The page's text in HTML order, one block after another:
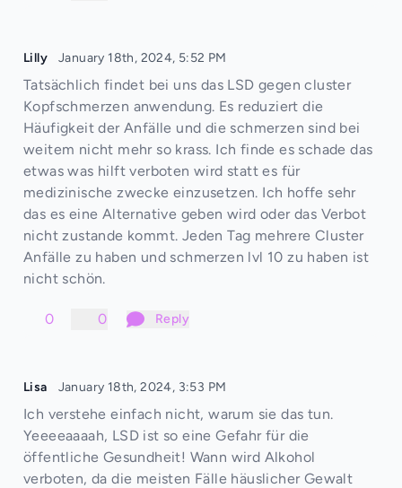
Lilly January 18th, 2024, 5:52 PM
Tatsächlich findet bei uns das LSD gegen cluster
Kopfschmerzen anwendung. Es reduziert die
Häufigkeit der Anfälle und die schmerzen sind bei
weitem nicht mehr so krass. Ich finde es schade das
etwas was hilft verboten wird statt es für
medizinische zwecke einzusetzen. Ich hoffe sehr
das es eine Alternative geben wird oder das Verbot
nicht zustande kommt. Jeden Tag mehrere Cluster
Anfälle zu haben und schmerzen lvl 10 zu haben ist
nicht schön.
0 0 Reply
Lisa January 18th, 2024, 3:53 PM
Ich verstehe einfach nicht, warum sie das tun.
Yeeeeaaaah, LSD ist so eine Gefahr für die
öffentliche Gesundheit! Wann wird Alkohol
verboten, da die meisten Fälle häuslicher Gewalt